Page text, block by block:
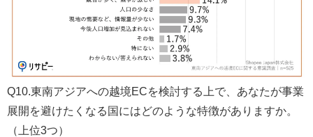
Q10.東南アジアへの越境ECを検討する上で、あなたが事業
展開を避けたくなる国にはどのような特徴がありますか。
（上位3つ）